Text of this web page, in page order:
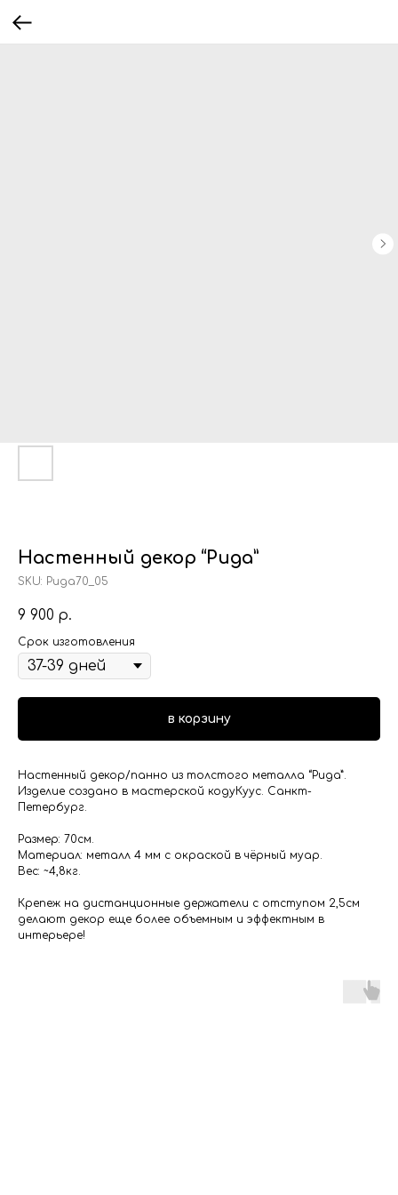
Настенный декор “Рида”
SKU: Рида70_05
9 900 р.
Срок изготовления
в корзину
Настенный декор/панно из толстого металла “Рида”.
Изделие создано в мастерской кодуКуус. Санкт-
Петербург.
Размер: 70см.
Материал: металл 4 мм с окраской в чёрный муар.
Вес: ~4,8кг.
Крепеж на дистанционные держатели с отступом 2,5см
делают декор еще более объемным и эффектным в
интерьере!